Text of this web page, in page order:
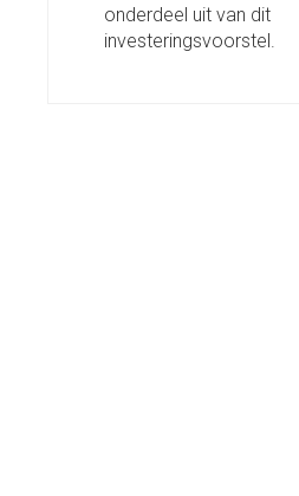
onderdeel uit van dit
investeringsvoorstel.